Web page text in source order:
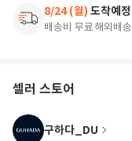
8/24 (월) 도착예정
배송비 무료해외배송
셀러 스토어
구하다_DU